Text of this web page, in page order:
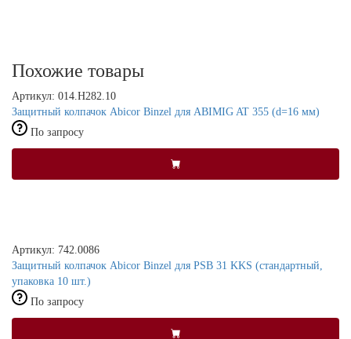
Похожие товары
Артикул: 014.H282.10
Защитный колпачок Abicor Binzel для ABIMIG AT 355 (d=16 мм)
По запросу
Артикул: 742.0086
Защитный колпачок Abicor Binzel для PSB 31 KKS (стандартный,
упаковка 10 шт.)
По запросу